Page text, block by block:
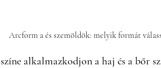
Arcform a és szemöldök: melyik formát
színe alkalmazkodjon a haj és a bőr